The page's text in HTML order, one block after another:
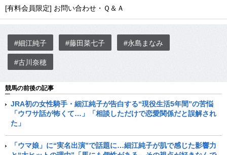
[有料会員限定] お問い合わせ・Ｑ＆Ａ
#細江純子 #藤田菜七子 #永島まなみ
#古川奈穂
競馬の前後の記事
JRA初の女性騎手・細江純子が告白する“現役生活5年間”の苦悩
「ウワサ話が怖くて…」「相談しただけで恋愛関係だと誤解され
た」
「ウマ娘」に“実名出演”で話題に…細江純子が肌で感じた影響力